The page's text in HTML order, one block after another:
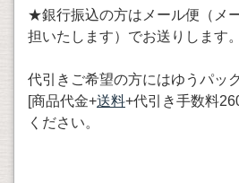
★銀行振込の方はメール便（メ
担いたします）でお送りします。
代引きご希望の方にはゆうパッ
[商品代金+送料+代引き手数料
ください。